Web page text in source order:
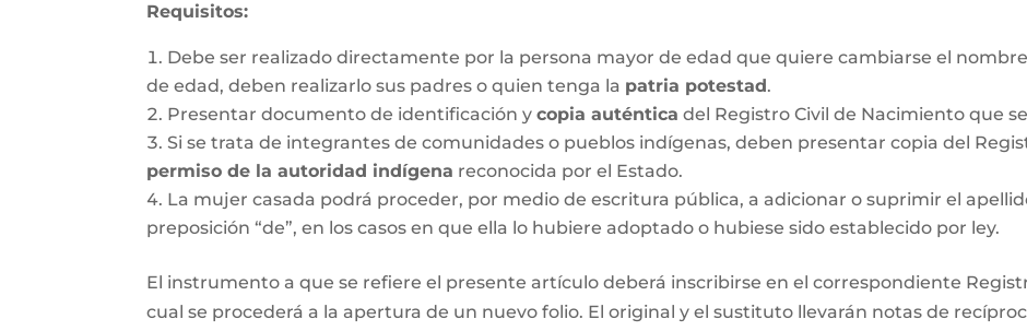
Requisitos:
Debe ser realizado directamente por la persona mayor de edad que quiere cambiarse el
de edad, deben realizarlo sus padres o quien tenga la patria potestad.
Presentar documento de identificación ycopia auténtica del Registro Civil de Nacimiento que
Si se trata de integrantes de comunidades o pueblos indígenas, deben presentar copia del
permiso de la autoridad indígena reconocida por el Estado.
La mujer casada podrá proceder, por medio de escritura pública, a adicionar o suprimir el
preposición “de”, en los casos en que ella lo hubiere adoptado o hubiese sido establecido por ley.
El instrumento a que se refiere el presente artículo deberá inscribirse en el correspondiente
cual se procederá a la apertura de un nuevo folio. El original y el sustituto llevarán notas de